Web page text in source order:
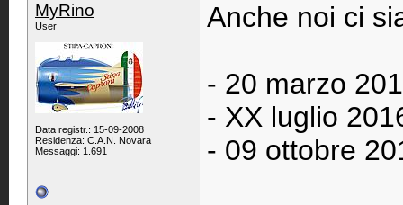
MyRino
User
Data registr.: 15-09-2008
Residenza: C.A.N. Novara
Messaggi: 1.691
Anche noi ci
- 20 marzo
- XX luglio
- 09 ottobre